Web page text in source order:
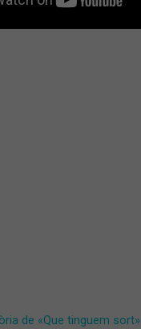
de «Que tinguem sort»